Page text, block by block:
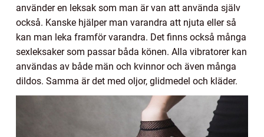
använder en leksak som man är van att använda själv
också. Kanske hjälper man varandra att njuta eller så
kan man leka framför varandra. Det finns också många
sexleksaker som passar båda könen. Alla vibratorer kan
användas av både män och kvinnor och även många
dildos. Samma är det med oljor, glidmedel och kläder.